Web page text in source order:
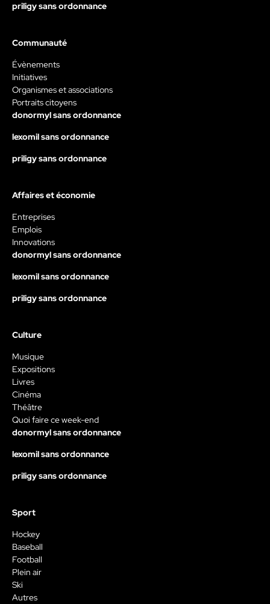
priligy sans ordonnance
Communauté
Évènements
Initiatives
Organismes et associations
Portraits citoyens
donormyl sans ordonnance
lexomil sans ordonnance
priligy sans ordonnance
Affaires et économie
Entreprises
Emplois
Innovations
donormyl sans ordonnance
lexomil sans ordonnance
priligy sans ordonnance
Culture
Musique
Expositions
Livres
Cinéma
Théâtre
Quoi faire ce week-end
donormyl sans ordonnance
lexomil sans ordonnance
priligy sans ordonnance
Sport
Hockey
Baseball
Football
Plein air
Ski
Autres